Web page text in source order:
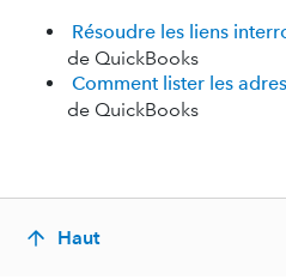
Résoudre les liens
de QuickBooks
Comment lister les
de QuickBooks
Haut